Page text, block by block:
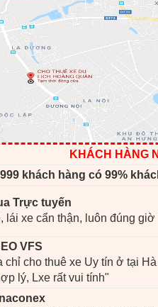
KHÁCH HÀNG
khách hàng có 99%
Trực tuyến
lái xe cẩn thận, luôn đúng giờ
VFS
chỉ cho thuê xe Uy tín ở tại Hà
lý, Lxe rất vui tính"